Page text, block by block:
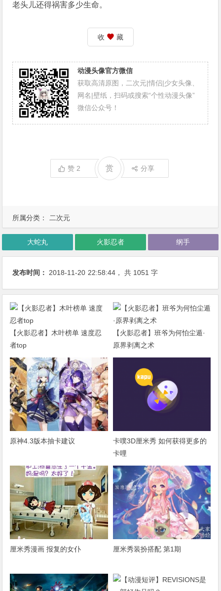
所属分类： 二次元
老头儿还得祸害多少生命。
收 藏
动漫头像官方微信
获取高清原图，二次元|情侣|少女头像、
网名|壁纸，扫码或搜索“个性动漫头像”
微信公众号！
赞2 赏 分享
大蛇丸 火影忍者 纲手
发布时间： 2018-11-20 22:58:44 ， 共 1051 字
【火影忍者】木叶榜单 速度忍
者top
【火影忍者】班爷为何怕尘遁·
原界剥离之术
原神4.3版本抽卡建议
卡噗3D厘米秀 如何获得更多的
卡哩
厘米秀漫画 报复的女仆 厘米秀装扮搭配 第1期